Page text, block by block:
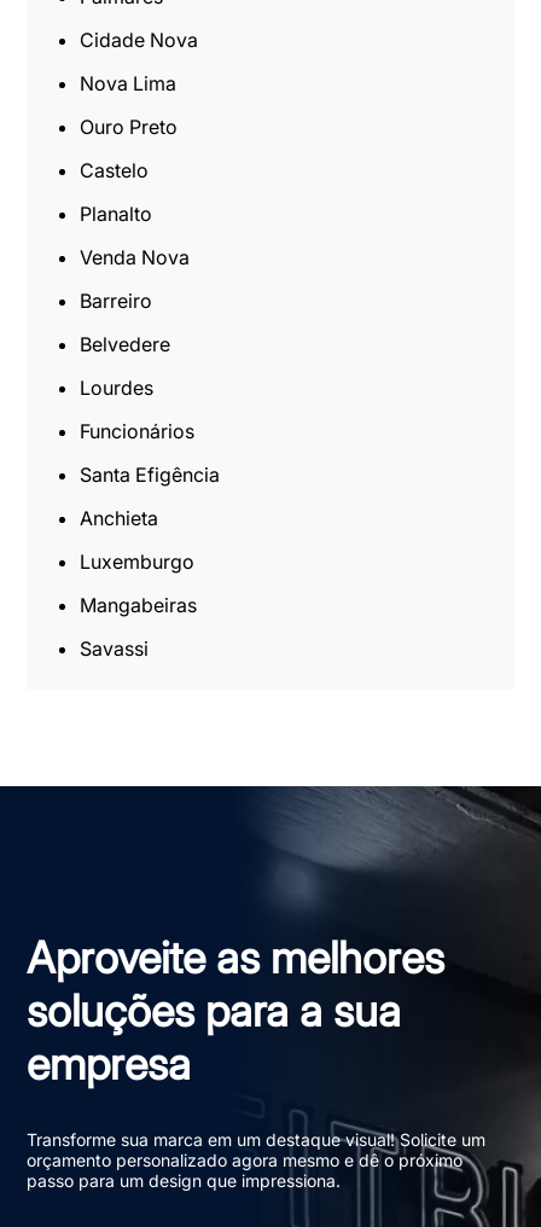
Cidade Nova
Nova Lima
Ouro Preto
Castelo
Planalto
Venda Nova
Barreiro
Belvedere
Lourdes
Funcionários
Santa Efigência
Anchieta
Luxemburgo
Mangabeiras
Savassi
Aproveite as melhores
soluções para a sua
empresa
Transforme sua marca em um destaque visual! Solicite um
orçamento personalizado agora mesmo e dê o próximo
passo para um design que impressiona.